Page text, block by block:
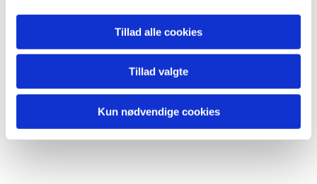
Tillad alle cookies
Tillad valgte
Kun nødvendige cookies